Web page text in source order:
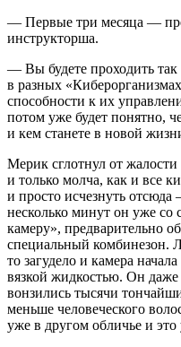
— Первые три месяца —
инструкторша.
— Вы будете проходить
в разных
способности к их
потом уже будет понятно,
и кем станете в новой
Мерик сглотнул от
и только молча, как и все
и просто исчезнуть
несколько минут он уже со
камеру», предварительно
специальный комбинезон.
то загудело и камера
вязкой жидкостью. Он даже
вонзились тысячи
меньше человеческого
уже в другом обличье и